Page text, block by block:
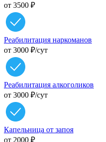
от 3500 ₽
Реабилитация наркоманов
от 3000 ₽/cут
Реабилитация алкоголиков
от 3000 ₽/cут
Капельница от запоя
от 2000 ₽